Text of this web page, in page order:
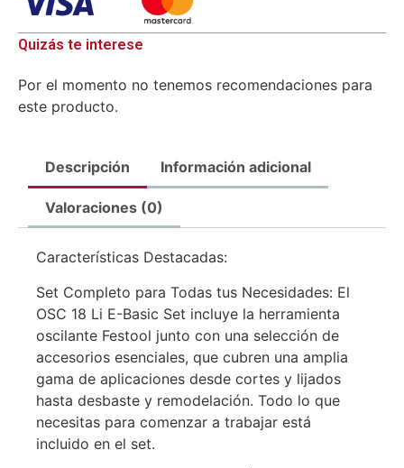
Quizás te interese
Por el momento no tenemos recomendaciones para
este producto.
Descripción Información adicional
Valoraciones (0)
Características Destacadas:
Set Completo para Todas tus Necesidades: El
OSC 18 Li E-Basic Set incluye la herramienta
oscilante Festool junto con una selección de
accesorios esenciales, que cubren una amplia
gama de aplicaciones desde cortes y lijados
hasta desbaste y remodelación. Todo lo que
necesitas para comenzar a trabajar está
incluido en el set.